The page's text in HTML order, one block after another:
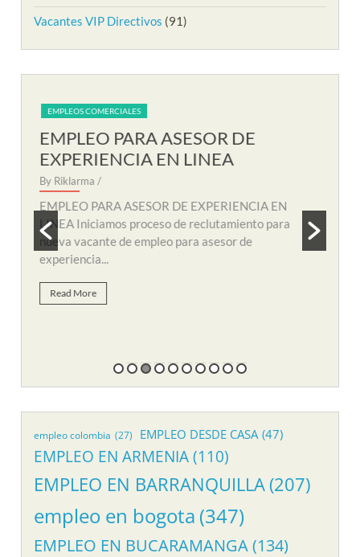
Vacantes VIP Directivos (91)
EMPLEOS COMERCIALES
EMPLEO PARA AUXILIAR DE
SOPORTE REMOTO
By Riklarma/
EMPLEO PARA AUXILIAR DE SOPORTE
REMOTO Iniciamos nuevo proceso de consecución
y búsqueda de personal para suplir vacante de
empleo...
Read More
empleo colombia (27) EMPLEO DESDE CASA (47)
EMPLEO EN ARMENIA (110)
EMPLEO EN BARRANQUILLA(207)
empleo en bogota (347)
EMPLEO EN BUCARAMANGA(134)